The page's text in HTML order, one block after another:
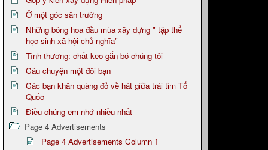
Ở một góc sân trường
Những bông hoa đầu mùa xây dựng " tập thể
học sinh xã hội chủ nghĩa"
Tình thương: chất keo gắn bó chúng tôi
Câu chuyện một đôi bạn
Các bạn khăn quàng đỏ về hát giữa trái tim Tổ
Quốc
Điều chúng em nhớ nhiều nhất
Page 4 Advertisements
Page 4 Advertisements Column 1